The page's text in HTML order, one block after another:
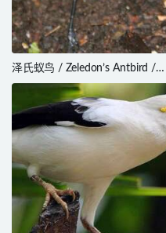
泽氏蚁鸟 / Zeledon’s Antbird /
Hafferia zeledoni